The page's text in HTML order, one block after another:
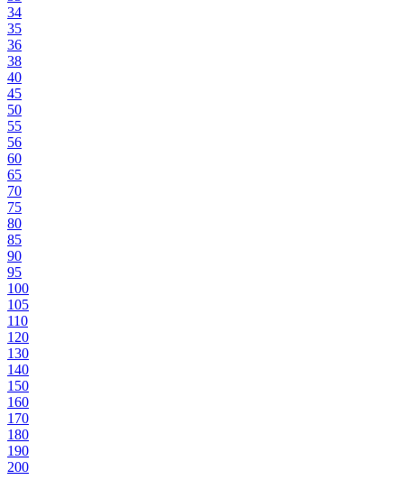
34
35
36
38
40
45
50
55
56
60
65
70
75
80
85
90
95
100
105
110
120
130
140
150
160
170
180
190
200